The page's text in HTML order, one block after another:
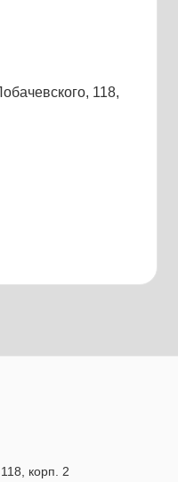
118,
корп. 2